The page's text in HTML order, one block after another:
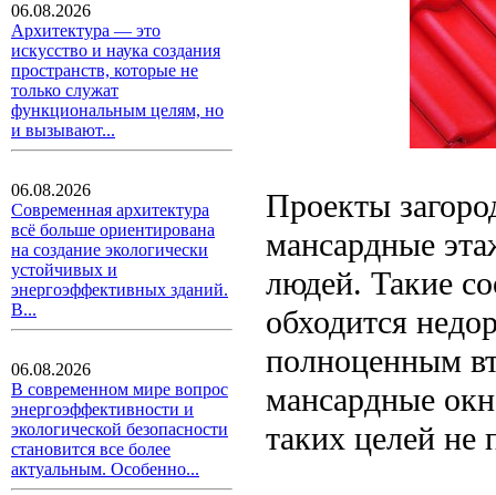
06.08.2026
Архитектура — это
искусство и наука создания
пространств, которые не
только служат
функциональным целям, но
и вызывают...
06.08.2026
Современная архитектура
всё больше ориентирована
на создание экологически
устойчивых и
энергоэффективных зданий.
В...
06.08.2026
В современном мире вопрос
энергоэффективности и
экологической безопасности
становится все более
актуальным. Особенно...
Проекты
мансардные
людей. Такие
обходится
полноценным
мансардные
таких целей не